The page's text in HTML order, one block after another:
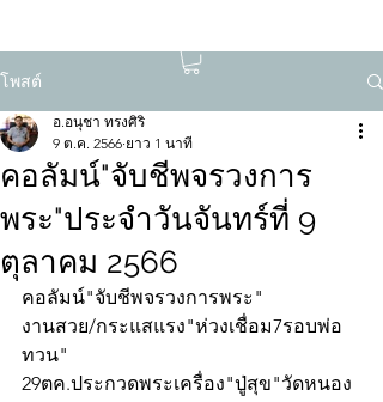
โพสต์
คอลัมน์"จับชีพจรวงการ
พระ"ประจำวันจันทร์ที่ 9
ตุลาคม 2566
อ.อนุชา ทรงศิริ
9 ต.ค. 2566 ยาว 1 นาที
คอลัมน์"จับชีพจรวงการพระ"
งานสวย/กระแสแรง"ห่วงเชื่อม7รอบพ่อ
ทวน"
29ตค.ประกวดพระเครื่อง"ปู่สุข"วัดหนอง